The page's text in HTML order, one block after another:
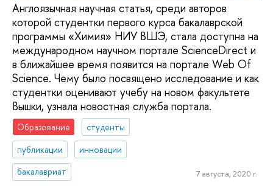
Англоязычная научная статья, среди авторов
которой студентки первого курса бакалаврской
программы «Химия» НИУ ВШЭ, стала доступна на
международном научном портале ScienceDirect и
в ближайшее время появится на портале Web Of
Science. Чему было посвящено исследование и как
студентки оценивают учебу на новом факультете
Вышки, узнала новостная служба портала.
Образование
студенты
публикации
инновации
бакалавриат
7 августа, 2020 г.